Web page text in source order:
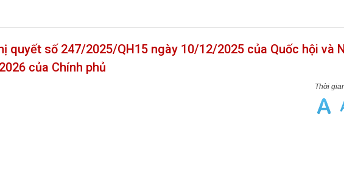
quyết số 247/2025/QH15 ngày 10/12/2025 của Quốc hội và
của Chính phủ